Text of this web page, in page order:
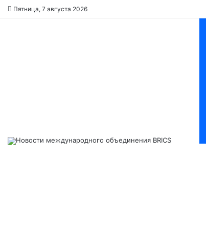
Пятница, 7 августа 2026